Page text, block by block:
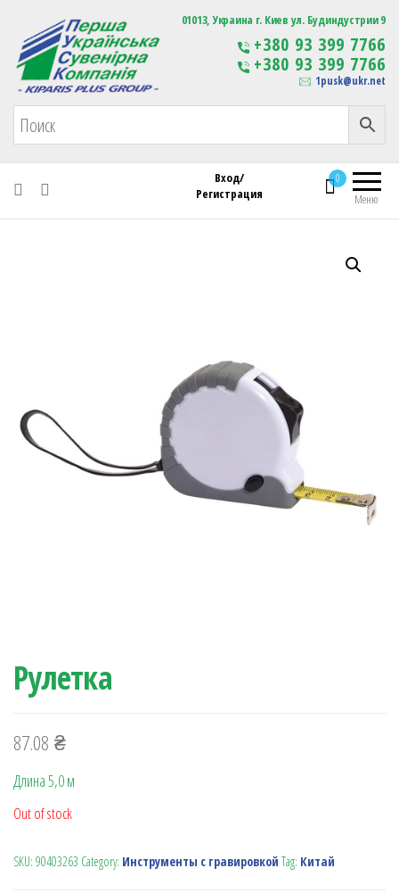
Первая Украинская Сувенирная Компания Изготовление
сувенирной продукции
с логотипом
01013, Украина г. Киев ул. Будиндустрии 9
+380 93 399 7766
+380 93 399 7766
1pusk@ukr.net
Меню
0
Вход/
Регистрация
Рулетка
87.08 ₴
Длина 5,0 м
Out of stock
SKU: 90403263 Category: Инструменты с гравировкой Tag: Китай